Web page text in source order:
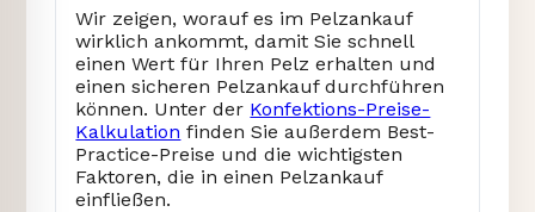
Wir zeigen, worauf es im Pelzankauf
wirklich ankommt, damit Sie schnell
einen Wert für Ihren Pelz erhalten und
einen sicheren Pelzankauf durchführen
können. Unter der Konfektions-Preise-
Kalkulation finden Sie außerdem Best-
Practice-Preise und die wichtigsten
Faktoren, die in einen Pelzankauf
einfließen.